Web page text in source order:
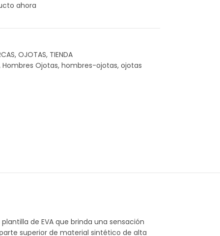
ahora
, OJOTAS, TIENDA
Hombres Ojotas, hombres-ojotas, ojotas
de EVA que brinda una sensación
superior de material sintético de alta